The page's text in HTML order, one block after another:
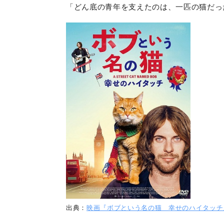
「どん底の青年を支えたのは、一匹の猫だっ
出典： 映画『ボブという名の猫 幸せのハイタッ